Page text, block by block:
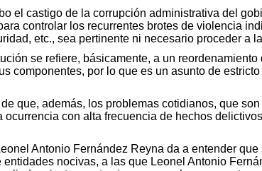
el castigo de la corrupción administrativa del
controlar los recurrentes brotes de violencia
etc., sea pertinente ni necesario proceder a
se refiere, básicamente, a un
componentes, por lo que es un asunto de
que, además, los problemas cotidianos, que
con alta frecuencia de hechos
Antonio Fernández Reyna da a entender
nocivas, a las que Leonel Antonio